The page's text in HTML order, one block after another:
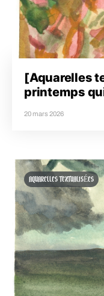
[Aquarelles
printemps
20 mars 2026
AQUARELLES TEXTUALISÉES